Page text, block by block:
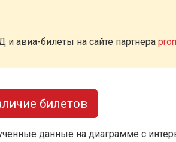
авиа-билеты на сайте партнера
билетов
данные на диаграмме с